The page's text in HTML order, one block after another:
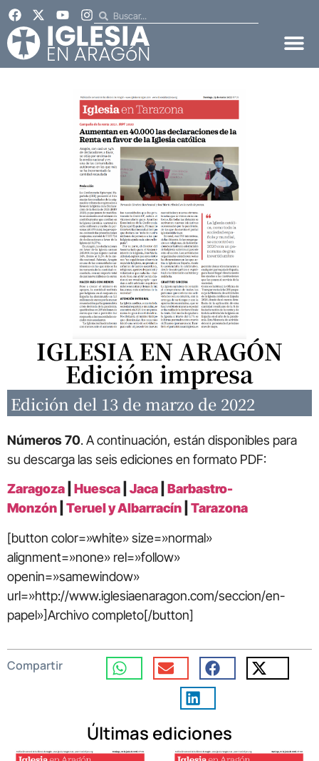
IGLESIA EN ARAGÓN
Edición impresa
Edición del 13 de marzo de 2022
Números 70. A continuación, están disponibles para
su descarga las seis ediciones en formato PDF:
Zaragoza
Huesca Jaca
Barbastro-
Monzón
Teruel y Albarracín
Tarazona
[button color=»white» size=»normal»
alignment=»none» rel=»follow»
openin=»samewindow»
url=»http://www.iglesiaenaragon.com/seccion/en-
papel»]Archivo completo[/button]
Compartir
Últimas ediciones